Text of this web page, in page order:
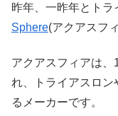
昨年、一昨年とトラ
Sphere(アクアスフ
アクアスフィアは、
れ、トライアスロ
るメーカーです。